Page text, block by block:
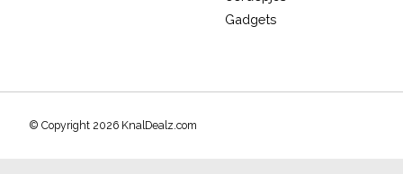
Gadgets
© Copyright 2026 KnalDealz.com